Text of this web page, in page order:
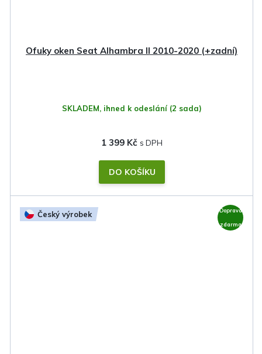
Ofuky oken Seat Alhambra II 2010-2020 (+zadní)
SKLADEM, ihned k odeslání (2 sada)
1 399 Kč
DO KOŠÍKU
Český výrobek Doprava
zdarma